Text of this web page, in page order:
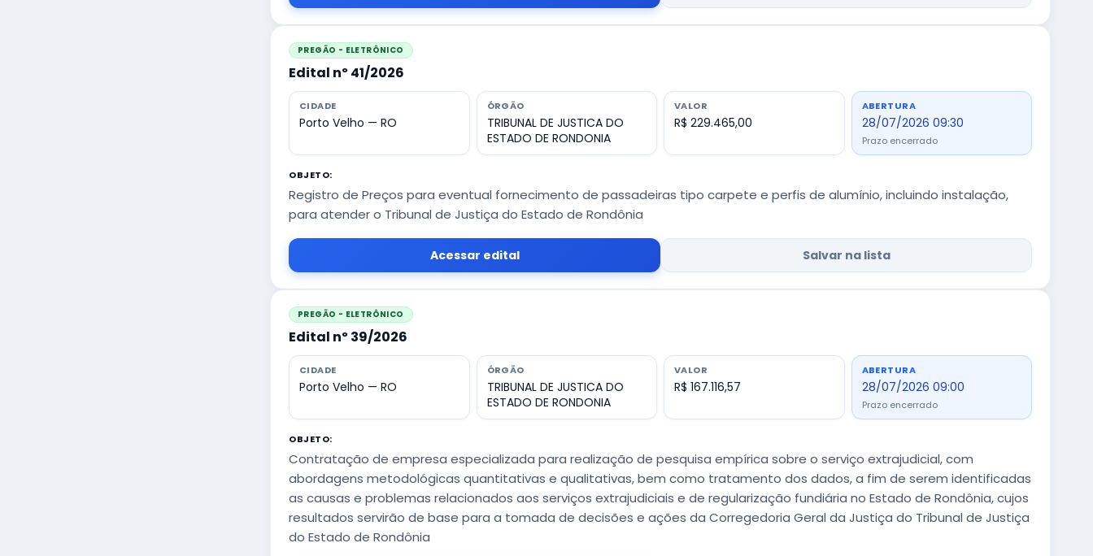
PREGÃO - ELETRÔNICO
Edital nº 41/2026
CIDADE
Porto Velho — RO
ÓRGÃO
TRIBUNAL DE JUSTICA DO
ESTADO DE RONDONIA
VALOR
R$ 229.465,00
ABERTURA
28/07/2026 09:30
Prazo encerrado
OBJETO:
Registro de Preços para eventual fornecimento de passadeiras tipo carpete e perfis de alumínio, incluindo instalação,
para atender o Tribunal de Justiça do Estado de Rondônia
Acessar edital Salvar na lista
PREGÃO - ELETRÔNICO
Edital nº 39/2026
CIDADE
Porto Velho — RO
ÓRGÃO
TRIBUNAL DE JUSTICA DO
ESTADO DE RONDONIA
VALOR
R$ 167.116,57
ABERTURA
28/07/2026 09:00
Prazo encerrado
OBJETO:
Contratação de empresa especializada para realização de pesquisa empírica sobre o serviço extrajudicial, com
abordagens metodológicas quantitativas e qualitativas, bem como tratamento dos dados, a fim de serem identificadas
as causas e problemas relacionados aos serviços extrajudiciais e de regularização fundiária no Estado de Rondônia, cujos
resultados servirão de base para a tomada de decisões e ações da Corregedoria Geral da Justiça do Tribunal de Justiça
do Estado de Rondônia